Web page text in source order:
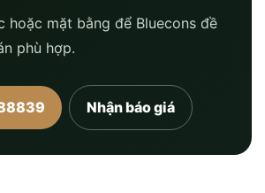
hoặc mặt bằng để Bluecons đề
phù hợp.
Nhận báo giá